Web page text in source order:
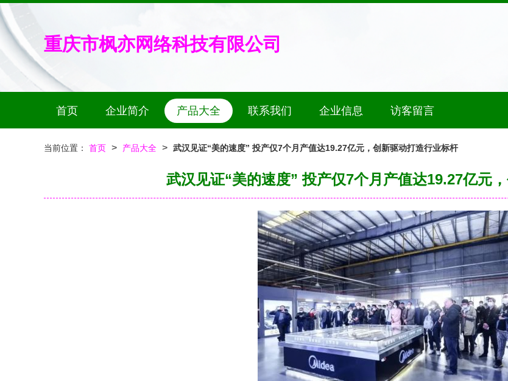
重庆市枫亦网络科技有限公司
首页 企业简介 产品大全 联系我们 企业信息 访客留言
当前位置： 首页 > 产品大全 > 武汉见证“美的速度” 投产仅7个月产值达19.27亿元，创新驱动打造行业标杆
武汉见证“美的速度” 投产仅7个月产值达19.27亿元